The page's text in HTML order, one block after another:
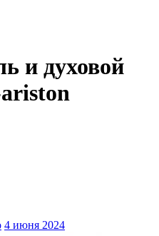
и духовой
4 июня 2024